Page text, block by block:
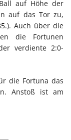
auf Höhe der
auf das Tor zu,
Auch über die
die Fortunen
verdiente 2:0-
die Fortuna das
Anstoß ist am